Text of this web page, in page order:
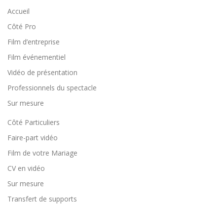
Accueil
Côté Pro
Film d’entreprise
Film événementiel
Vidéo de présentation
Professionnels du spectacle
Sur mesure
Côté Particuliers
Faire-part vidéo
Film de votre Mariage
CV en vidéo
Sur mesure
Transfert de supports